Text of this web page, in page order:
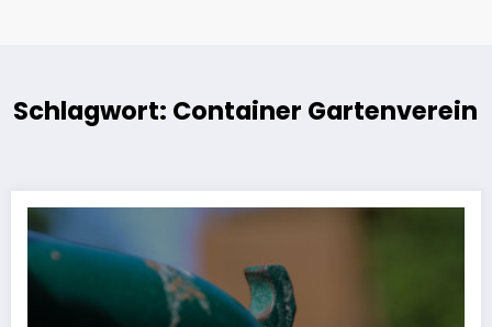
Schlagwort: Container Gartenverein